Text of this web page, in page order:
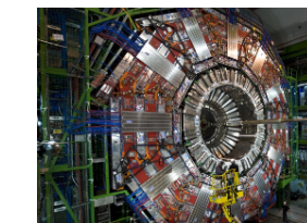
ä
r
e
n
n
d
ä
r
n
a
v
i
g
a
t
i
o
n